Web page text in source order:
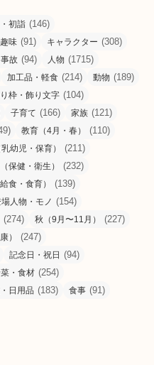
初詣 (146)
味 (91) キャラクター (308)
故 (94) 人物 (1715)
加工品・軽食 (214) 動物 (189)
枠・飾り文字 (104)
子育て (166) 家族 (121)
教育（4月・春） (110)
幼児・保育） (211)
保健・衛生） (232)
食・食育） (139)
人物・モノ (154)
(274) 秋（9月〜11月） (227)
） (247)
記念日・祝日 (94)
・食材 (254)
日用品 (183) 食事 (91)